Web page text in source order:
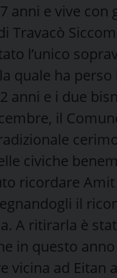
anni e vive con
Travacò
l’unico
quale ha perso
anni e i due
il
civiche
ricordare
il
A ritirarla è
in questo
vicina ad Eitan